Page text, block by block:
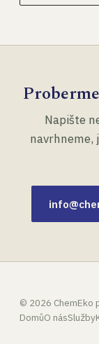
Napište
navrhneme,
© 2026 ChemEko
DomůO násSlužby